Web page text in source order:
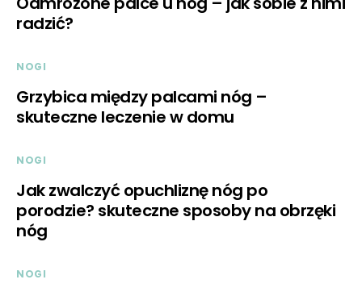
radzić?
NOGI
Grzybica między palcami nóg –
skuteczne leczenie w domu
NOGI
Jak zwalczyć opuchliznę nóg po
porodzie? skuteczne sposoby na obrzęki
nóg
NOGI